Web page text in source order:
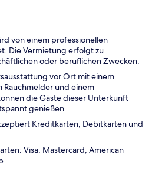
von einem professionellen
Die Vermietung erfolgt zu
oder beruflichen Zwecken.
vor Ort mit einem
Rauchmelder und einem
die Gäste dieser Unterkunft
genießen.
Kreditkarten, Debitkarten und
Visa, Mastercard, American